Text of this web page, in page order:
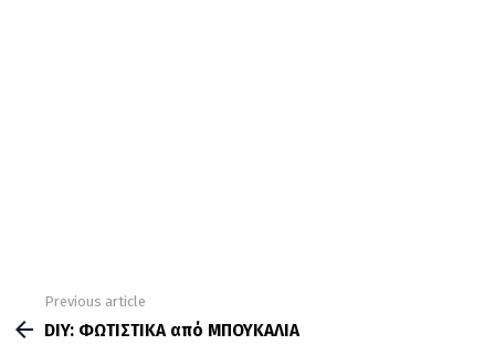
more
Previous article
DIY: ΦΩΤΙΣΤΙΚΑ από ΜΠΟΥΚΑΛΙΑ